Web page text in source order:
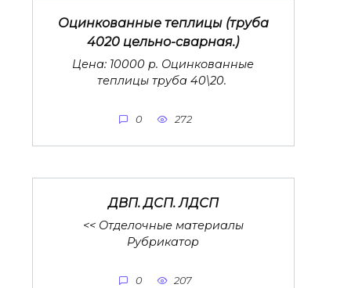
Оцинкованные теплицы (труба
4020 цельно-сварная.)
Цена: 10000 р. Оцинкованные
теплицы труба 40\20.
0 272
ДВП. ДСП. ЛДСП
<< Отделочные материалы
Рубрикатор
0 207